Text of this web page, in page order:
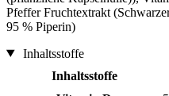
Pfeffer Fruchtextrakt
95 % Piperin)
Inhaltsstoffe
Inhaltsstoffe